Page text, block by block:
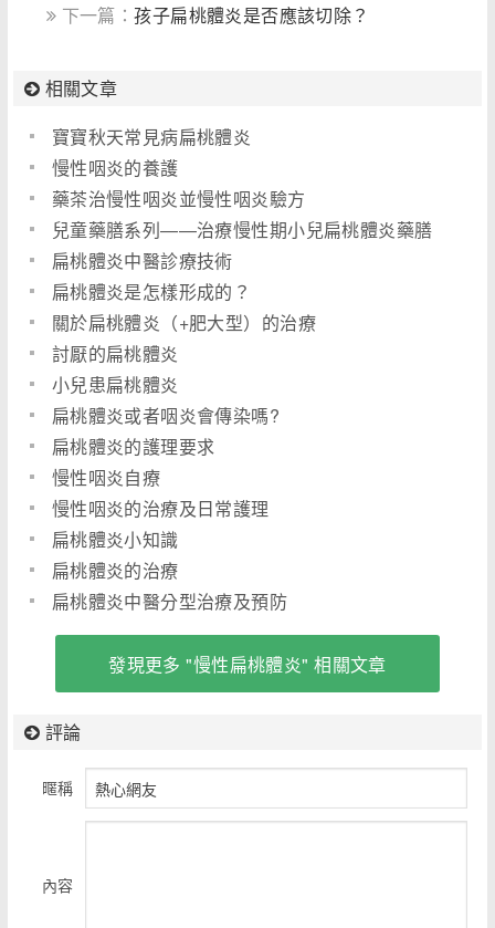
下一篇：孩子扁桃體炎是否應該切除？
相關文章
寶寶秋天常見病扁桃體炎
慢性咽炎的養護
藥茶治慢性咽炎並慢性咽炎驗方
兒童藥膳系列――治療慢性期小兒扁桃體炎藥膳
扁桃體炎中醫診療技術
扁桃體炎是怎樣形成的？
關於扁桃體炎（+肥大型）的治療
討厭的扁桃體炎
小兒患扁桃體炎
扁桃體炎或者咽炎會傳染嗎?
扁桃體炎的護理要求
慢性咽炎自療
慢性咽炎的治療及日常護理
扁桃體炎小知識
扁桃體炎的治療
扁桃體炎中醫分型治療及預防
發現更多 "慢性扁桃體炎" 相關文章
評論
暱稱
內容